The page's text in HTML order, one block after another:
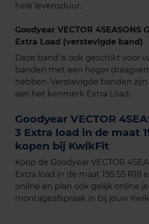
hele levensduur.
Goodyear VECTOR 4SEASONS
Extra Load (verstevigde band)
Deze band is ook geschikt voor
banden met een hoger
hebben. Verstevigde banden
aan het kenmerk Extra Load.
Goodyear VECTOR
3 Extra load in de maat
kopen bij KwikFit
Koop de Goodyear VECTOR
Extra load in de maat 195 55 R18
online en plan ook gelijk online je
montageafspraak in bij jouw